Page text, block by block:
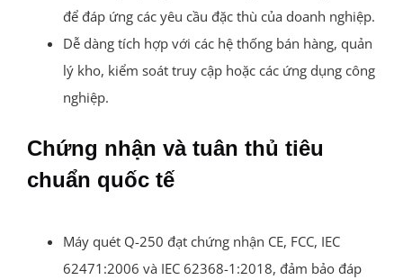
để đáp ứng các yêu cầu đặc thù của doanh nghiệp.
Dễ dàng tích hợp với các hệ thống bán hàng, quản
lý kho, kiểm soát truy cập hoặc các ứng dụng công
nghiệp.
Chứng nhận và tuân thủ tiêu
chuẩn quốc tế
Máy quét Q-250 đạt chứng nhận CE, FCC, IEC
62471:2006 và IEC 62368-1:2018, đảm bảo đáp